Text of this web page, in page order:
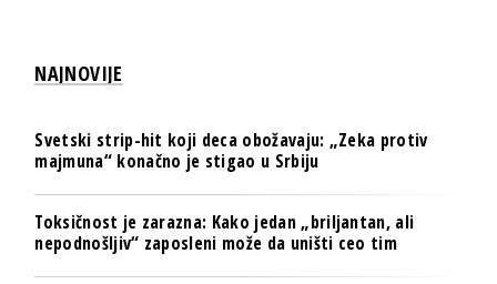
NAJNOVIJE
Svetski strip-hit koji deca obožavaju: „Zeka protiv
majmuna“ konačno je stigao u Srbiju
Toksičnost je zarazna: Kako jedan „briljantan, ali
nepodnošljiv“ zaposleni može da uništi ceo tim